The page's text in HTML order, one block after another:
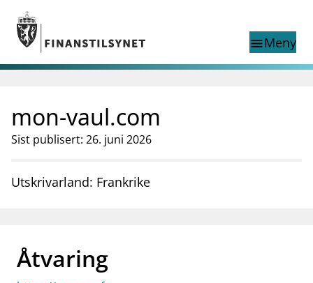
Gå til hovedinnhold
Gå til søkesiden
menuMeny
nettstedet
English
Tilsyn
Finanstilsynets registre
businessOm Finanstilsynet
mon-vaul.com
Sist publisert: 26. juni 2026
Utskrivarland: Frankrike
Åtvaring